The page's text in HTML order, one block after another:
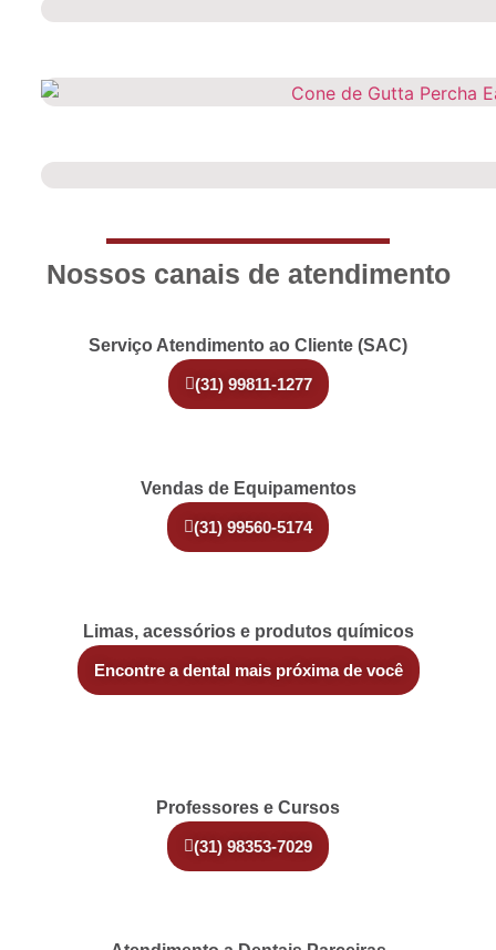
Nossos canais de atendimento
Serviço Atendimento ao Cliente (SAC)
(31) 99811-1277
Vendas de Equipamentos
(31) 99560-5174
Limas, acessórios e produtos químicos
Encontre a dental mais próxima de você
Professores e Cursos
(31) 98353-7029